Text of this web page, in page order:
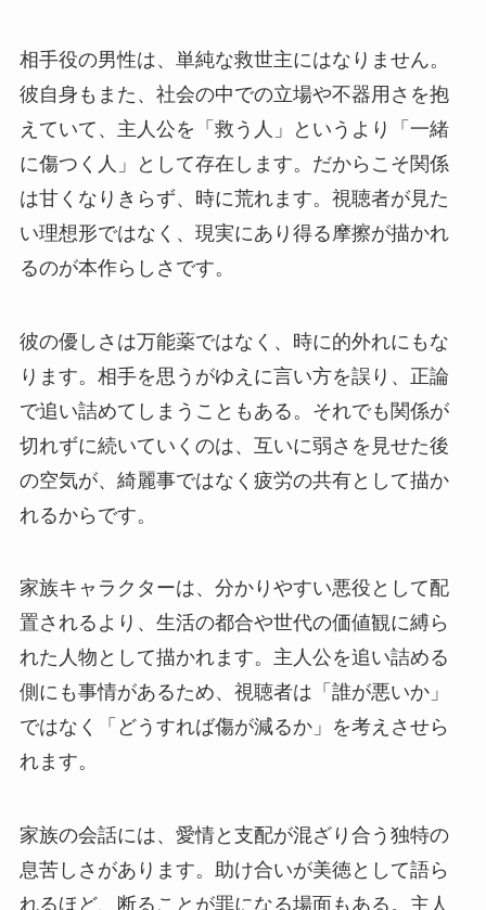
相手役の男性は、単純な救世主にはなりません。
彼自身もまた、社会の中での立場や不器用さを抱
えていて、主人公を「救う人」というより「一緒
に傷つく人」として存在します。だからこそ関係
は甘くなりきらず、時に荒れます。視聴者が見た
い理想形ではなく、現実にあり得る摩擦が描かれ
るのが本作らしさです。
彼の優しさは万能薬ではなく、時に的外れにもな
ります。相手を思うがゆえに言い方を誤り、正論
で追い詰めてしまうこともある。それでも関係が
切れずに続いていくのは、互いに弱さを見せた後
の空気が、綺麗事ではなく疲労の共有として描か
れるからです。
家族キャラクターは、分かりやすい悪役として配
置されるより、生活の都合や世代の価値観に縛ら
れた人物として描かれます。主人公を追い詰める
側にも事情があるため、視聴者は「誰が悪いか」
ではなく「どうすれば傷が減るか」を考えさせら
れます。
家族の会話には、愛情と支配が混ざり合う独特の
息苦しさがあります。助け合いが美徳として語ら
れるほど、断ることが罪になる場面もある。主人